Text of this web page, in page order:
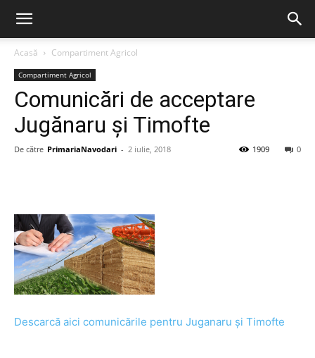
Acasă Compartiment Agricol
Compartiment Agricol
Comunicări de acceptare
Jugănaru și Timofte
De către PrimariaNavodari - 2 iulie, 2018 0
1909
Descarcă aici comunicările pentru Juganaru și Timofte